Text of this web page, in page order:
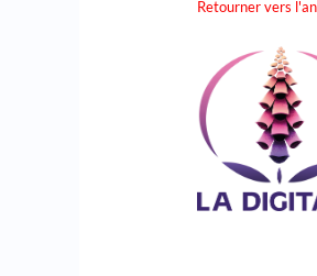
Retourner vers